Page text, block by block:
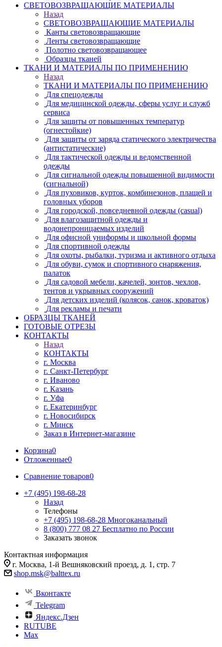
СВЕТОВОЗВРАЩАЮЩИЕ МАТЕРИАЛЫ
Назад
СВЕТОВОЗВРАЩАЮЩИЕ МАТЕРИАЛЫ
Канты световозвращающие
Ленты световозвращающие
Полотно световозвращающее
Образцы тканей
ТКАНИ И МАТЕРИАЛЫ ПО ПРИМЕНЕНИЮ
Назад
ТКАНИ И МАТЕРИАЛЫ ПО ПРИМЕНЕНИЮ
Для спецодежды
Для медицинской одежды, сферы услуг и служб
сервиса
Для защиты от повышенных температур
(огнестойкие)
Для защиты от заряда статического электричества
(антистатические)
Для тактической одежды и ведомственной
одежды
Для сигнальной одежды повышенной видимости
(сигнальной)
Для пуховиков, курток, комбинезонов, плащей и
головных уборов
Для городской, повседневной одежды (casual)
Для влагозащитной одежды и
водонепроницаемых изделий
Для офисной униформы и школьной формы
Для спортивной одежды
Для охоты, рыбалки, туризма и активного отдыха
Для обуви, сумок и спортивного снаряжения,
палаток
Для садовой мебели, качелей, зонтов, чехлов,
тентов и укрывных сооружений
Для детских изделий (колясок, санок, кроваток)
Для рекламы и печати
ОБРАЗЦЫ ТКАНЕЙ
ГОТОВЫЕ ОТРЕЗЫ
КОНТАКТЫ
Назад
КОНТАКТЫ
г. Москва
г. Санкт-Петербург
г. Иваново
г. Казань
г. Уфа
г. Екатеринбург
г. Новосибирск
г. Минск
Заказ в Интернет-магазине
Корзина0
Отложенные0
Сравнение товаров0
+7 (495) 198-68-28
Назад
Телефоны
+7 (495) 198-68-28 Многоканальный
8 (800) 777 08 27 Бесплатно по России
Заказать звонок
Контактная информация
г. Москва, 1-й Вешняковский проезд, д. 1, стр. 7
shop.msk@balttex.ru
Вконтакте
Telegram
Яндекс.Дзен
RUTUBE
Max